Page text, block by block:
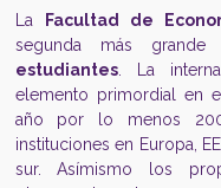
La Facultad de
segunda más
estudiantes. La
elemento primordial en
año por lo menos
instituciones en Europa,
sur. Asímismo los